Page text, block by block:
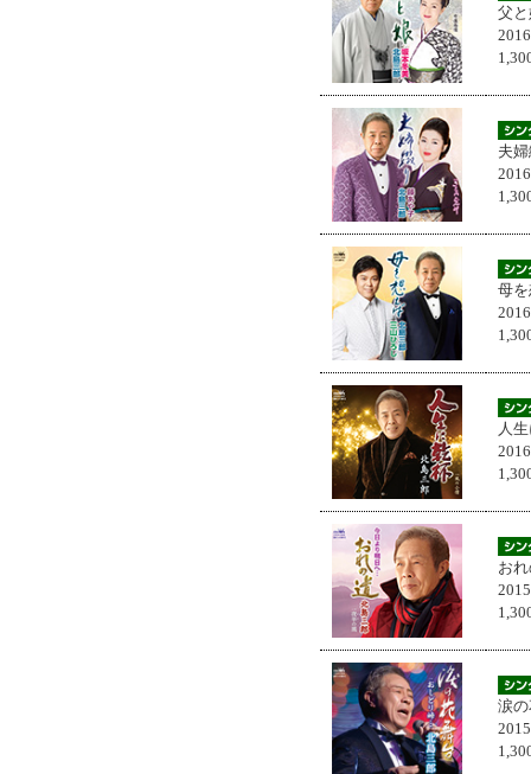
父
夫
母
人
お
涙